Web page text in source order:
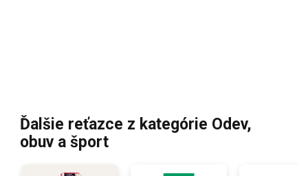
Ďalšie reťazce z kategórie Odev,
obuv a šport